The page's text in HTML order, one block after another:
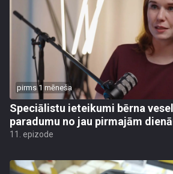
pirms 1 mēneša
Speciālistu ieteikumi bērna
paradumu no jau pirmajām
11. epizode